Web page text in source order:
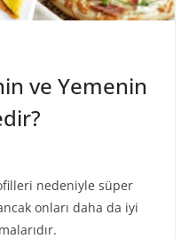
ve Yemenin
nedeniyle süper
onları daha da iyi